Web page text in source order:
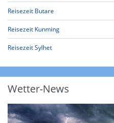
Reisezeit Butare
Reisezeit Kunming
Reisezeit Sylhet
Wetter-News